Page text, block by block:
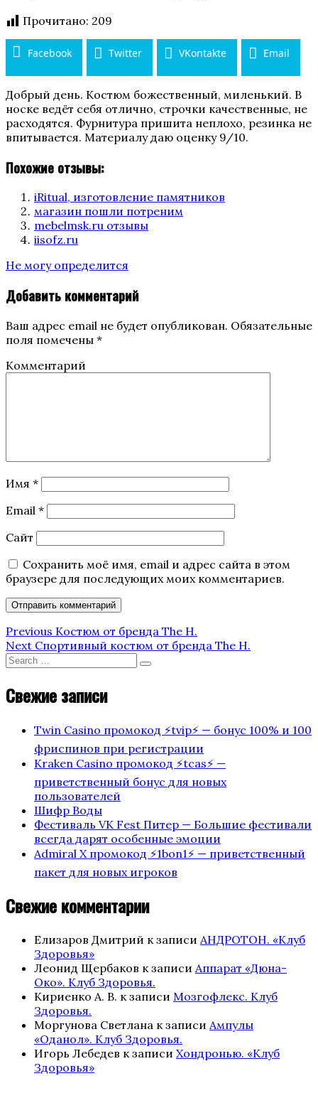
Прочитано: 209
Facebook Twitter VKontakte Email
‌Добрый день. Костюм божественный, миленький. В
носке ведёт себя отлично, строчки качественные, не
расходятся. Фурнитура пришита неплохо, резинка не
впитывается. Материалу даю оценку 9/10.
Похожие отзывы:
iRitual, изготовление памятников
магазин пошли потреним
mebelmsk.ru отзывы
iisofz.ru
Categories
Не могу определится
Добавить комментарий
Ваш адрес email не будет опубликован. Обязательные
поля помечены *
Комментарий
Имя *
Email *
Сайт
Сохранить моё имя, email и адрес сайта в этом
браузере для последующих моих комментариев.
Навигация
по
записям
Previous
Post
Previous Костюм от бренда The H.
Next
Post
Next Спортивный костюм от бренда The H.
Search
for:
Search
Свежие записи
Twin Casino промокод ⚡️tvip⚡️ — бонус 100% и 100
фриспинов при регистрации
Kraken Casino промокод ⚡️tcas⚡️ —
приветственный бонус для новых
пользователей
Шифр Воды
Фестиваль VK Fest Питер — Большие фестивали
всегда дарят особенные эмоции
Admiral X промокод ⚡️1bon1⚡️ — приветственный
пакет для новых игроков
Свежие комментарии
Елизаров Дмитрий к записи АНДРОТОН. «Клуб
Здоровья»
Леонид Щербаков к записи Аппарат «Дюна-
Око». Клуб Здоровья.
Кириенко А. В. к записи Мозгофлекс. Клуб
Здоровья.
Моргунова Светлана к записи Ампулы
«Оданол». Клуб Здоровья.
Игорь Лебедев к записи Хондронью. «Клуб
Здоровья»